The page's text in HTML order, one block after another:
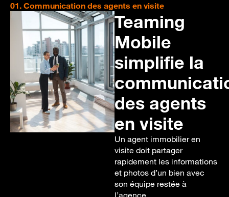
01. Communication des agents en visite
Teaming
Mobile
simplifie la
des agents
en visite
Un agent immobilier en
visite doit partager
rapidement les informations
et photos d’un bien avec
son équipe restée à